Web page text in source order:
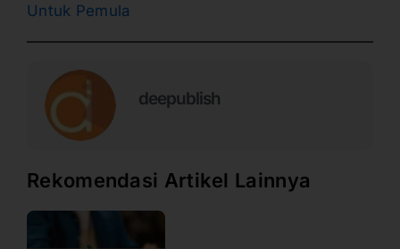
Untuk Pemula
deepublish
Rekomendasi Artikel Lainnya